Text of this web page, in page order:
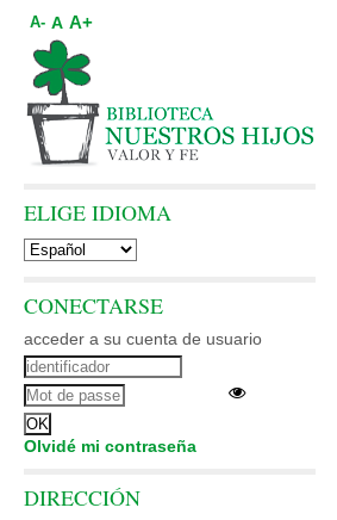
A- A A+
ELIGE IDIOMA
CONECTARSE
acceder a su cuenta de usuario
Olvidé mi contraseña
DIRECCIÓN